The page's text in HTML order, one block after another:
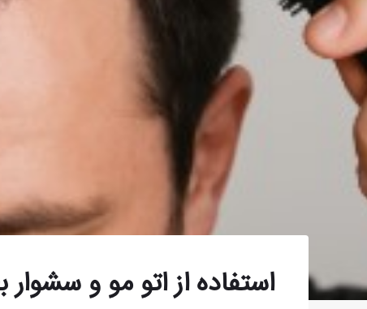
استفاده از اتو مو و